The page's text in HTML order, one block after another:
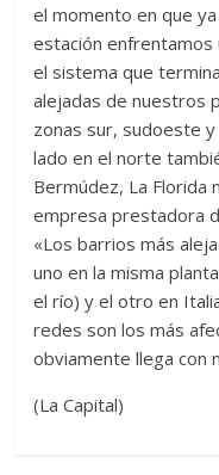
el momento en que
estación
el sistema que
alejadas de nuestros
zonas sur, sudoeste
lado en el norte
Bermúdez, La Florida
empresa prestadora
«Los barrios más
uno en la misma
el río) y el otro en
redes son los más
obviamente llega con
(La Capital)